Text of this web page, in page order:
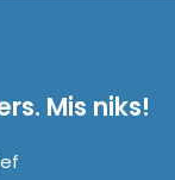
Mis niks!